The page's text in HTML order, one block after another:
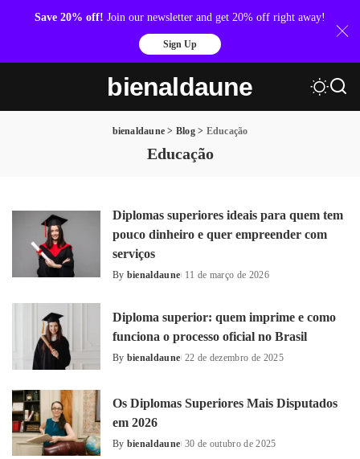
Save 20% off! Join our newsletter and get 20% off right away!
Sign Up
bienaldaune
bienaldaune > Blog> Educação
Educação
Diplomas superiores ideais para quem tem
pouco dinheiro e quer empreender com
serviços
Posted
By bienaldaune 11 de março de 2026
Diploma superior: quem imprime e como
funciona o processo oficial no Brasil
Posted
By bienaldaune 22 de dezembro de 2025
Os Diplomas Superiores Mais Disputados
em 2026
Posted
By bienaldaune 30 de outubro de 2025